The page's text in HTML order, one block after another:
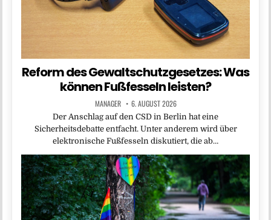
Reform des Gewaltschutzgesetzes: Was
können Fußfesseln leisten?
MANAGER 6. AUGUST 2026
Der Anschlag auf den CSD in Berlin hat eine
Sicherheitsdebatte entfacht. Unter anderem wird über
elektronische Fußfesseln diskutiert, die ab…